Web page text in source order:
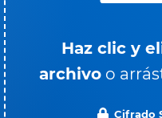
Haz clic y
archivo o
Cifrado